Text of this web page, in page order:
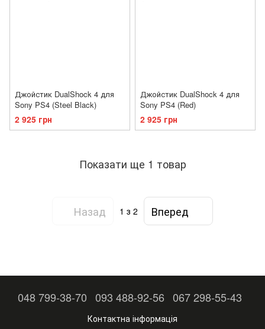
Джойстик DualShock 4 для
Sony PS4 (Steel Black)
2 925 грн
Джойстик DualShock 4 для
Sony PS4 (Red)
2 925 грн
Показати ще 1 товар
Назад 1 з 2 Вперед
048 799-38-70 093 488-92-56 067 298-55-43
Контактна інформація